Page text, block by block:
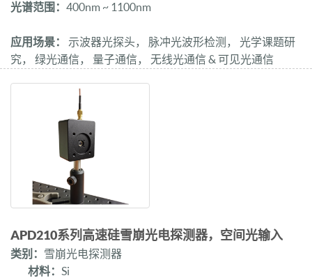
光谱范围： 400nm ~ 1100nm
应用场景：
示波器光探头， 脉冲光波形检测， 光学课题研
究， 绿光通信， 量子通信， 无线光通信 & 可见光通信
APD210系列高速硅雪崩光电探测器，空间光输入
类别： 雪崩光电探测器
材料： Si